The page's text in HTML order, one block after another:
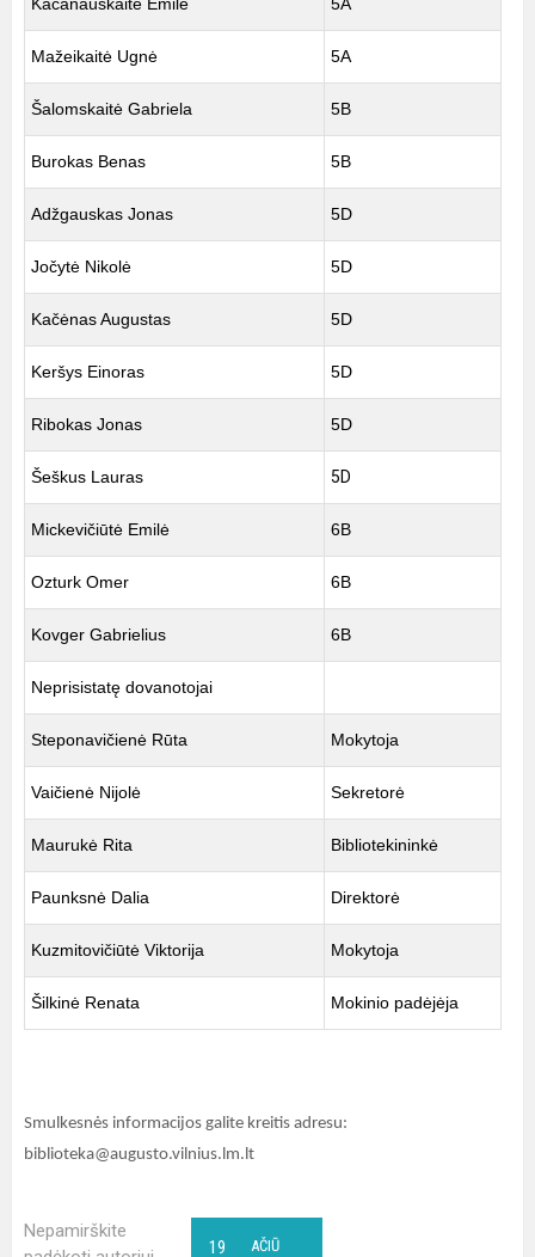
Mažeikaitė Ugnė 5A
Šalomskaitė Gabriela 5B
Burokas Benas 5B
Adžgauskas Jonas 5D
Jočytė Nikolė 5D
Kačėnas Augustas 5D
Keršys Einoras 5D
Ribokas Jonas 5D
Šeškus Lauras 5D
Mickevičiūtė Emilė 6B
Ozturk Omer 6B
Kovger Gabrielius 6B
Neprisistatę dovanotojai
Steponavičienė Rūta Mokytoja
Vaičienė Nijolė Sekretorė
Maurukė Rita Bibliotekininkė
Paunksnė Dalia Direktorė
Kuzmitovičiūtė Viktorija Mokytoja
Šilkinė Renata Mokinio padėjėja
Smulkesnės informacijos galite kreitis adresu:
biblioteka@augusto.vilnius.lm.lt
Nepamirškite
AČIŪ
19